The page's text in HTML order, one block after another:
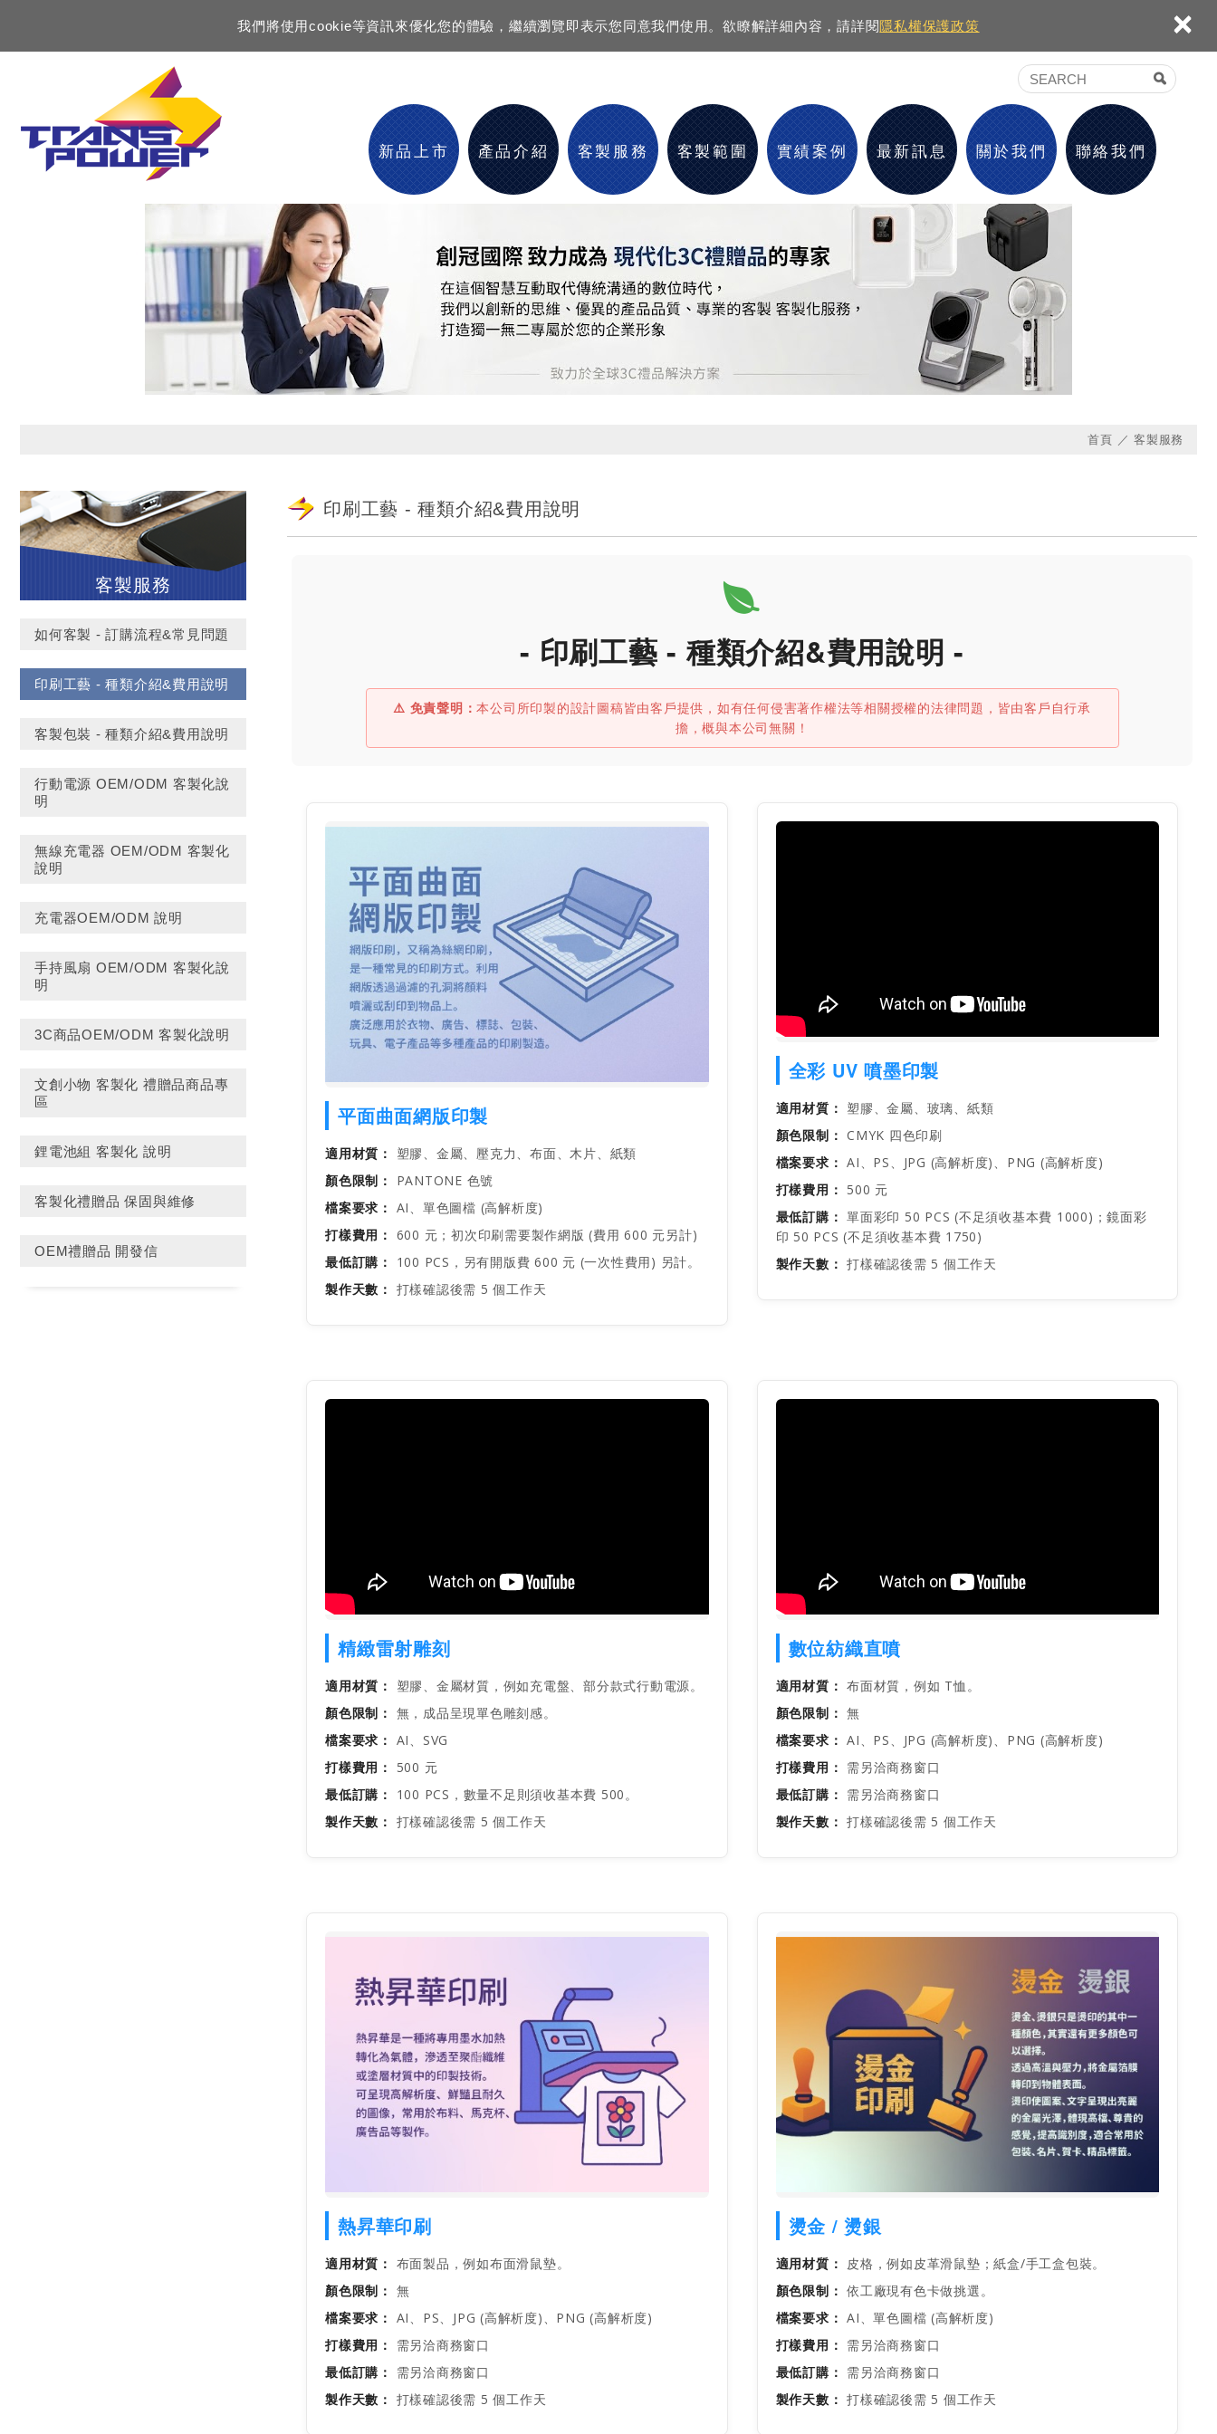
我們將使用cookie等資訊來優化您的體驗，繼續瀏覽即表示您同意我們使用。欲瞭解詳細內容，請詳閱隱私權保護政策 ×
新品上市 產品介紹 客製服務 客製範圍 實績案例 最新訊息 關於我們 聯絡我們
首頁 客製服務
客製服務
如何客製 - 訂購流程&常見問題
印刷工藝 - 種類介紹&費用說明
客製包裝 - 種類介紹&費用說明
行動電源 OEM/ODM 客製化說
明
無線充電器 OEM/ODM 客製化
說明
充電器OEM/ODM 說明
手持風扇 OEM/ODM 客製化說
明
3C商品OEM/ODM 客製化說明
文創小物 客製化 禮贈品商品專
區
鋰電池組 客製化 說明
客製化禮贈品 保固與維修
OEM禮贈品 開發信
印刷工藝 - 種類介紹&費用說明
- 印刷工藝 - 種類介紹&費用說明 -
⚠️ 免責聲明：本公司所印製的設計圖稿皆由客戶提供，如有任何侵害著作權法等相關授權的法律問題，皆由客戶自行承
擔，概與本公司無關！
平面曲面網版印製
適用材質：
塑膠、金屬、壓克力、布面、木片、紙類
顏色限制：
PANTONE 色號
檔案要求： AI、單色圖檔 (高解析度)
打樣費用： 600 元；初次印刷需要製作網版 (費用 600 元另計)
最低訂購：
100 PCS，另有開版費 600 元 (一次性費用) 另計。
製作天數： 打樣確認後需 5 個工作天
全彩 UV 噴墨印製
適用材質： 塑膠、金屬、玻璃、紙類
顏色限制： CMYK 四色印刷
檔案要求： AI、PS、JPG (高解析度)、PNG (高解析度)
打樣費用： 500 元
最低訂購： 單面彩印 50 PCS (不足須收基本費 1000)；鏡面彩
印 50 PCS (不足須收基本費 1750)
製作天數： 打樣確認後需 5 個工作天
精緻雷射雕刻
適用材質：
塑膠、金屬材質，例如充電盤、部分款式行動電源。
顏色限制： 無，成品呈現單色雕刻感。
檔案要求： AI、SVG
打樣費用：
500 元
最低訂購：
100 PCS，數量不足則須收基本費 500。
製作天數： 打樣確認後需 5 個工作天
數位紡織直噴
適用材質： 布面材質，例如 T恤。
顏色限制： 無
檔案要求： AI、PS、JPG (高解析度)、PNG (高解析度)
打樣費用： 需另洽商務窗口
最低訂購： 需另洽商務窗口
製作天數： 打樣確認後需 5 個工作天
熱昇華印刷
適用材質： 布面製品，例如布面滑鼠墊。
顏色限制： 無
檔案要求： AI、PS、JPG (高解析度)、PNG (高解析度)
打樣費用：
需另洽商務窗口
最低訂購：
需另洽商務窗口
製作天數： 打樣確認後需 5 個工作天
燙金 / 燙銀
適用材質： 皮格，例如皮革滑鼠墊；紙盒/手工盒包裝。
顏色限制： 依工廠現有色卡做挑選。
檔案要求： AI、單色圖檔 (高解析度)
打樣費用： 需另洽商務窗口
最低訂購： 需另洽商務窗口
製作天數： 打樣確認後需 5 個工作天